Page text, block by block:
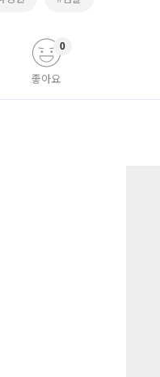
좋아요
0